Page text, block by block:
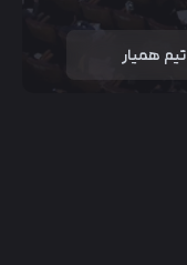
تیم همیار